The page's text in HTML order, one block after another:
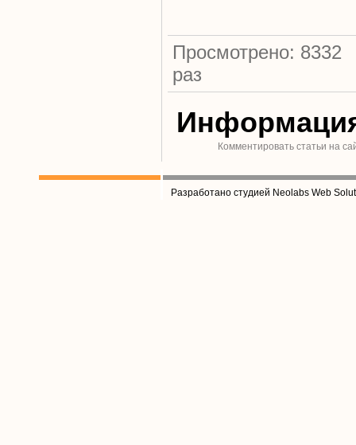
Просмотрено: 8332
раз
Комментировать статьи на
Разработано студией Neolabs Web